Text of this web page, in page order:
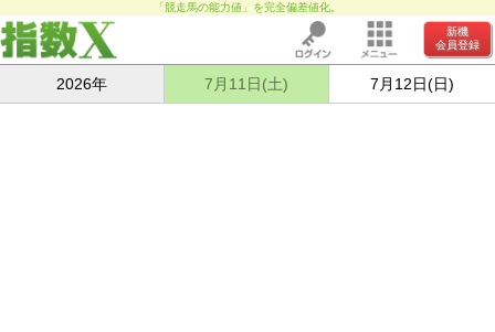
「競走馬の能力値」を完全偏差値化。
新機
会員登録
2026年 7月11日(土) 7月12日(日)